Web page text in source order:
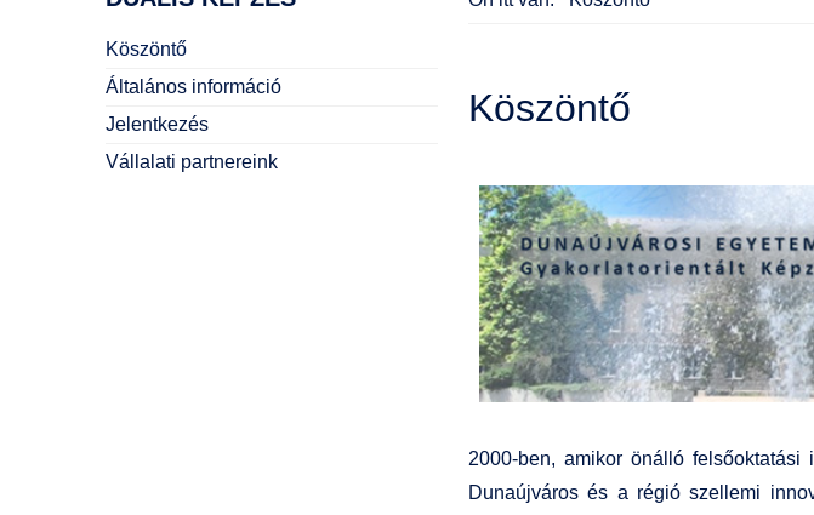
Köszöntő
2000-ben, amikor önálló
Dunaújváros és a régió szellemi
Köszöntő
Általános információ
Jelentkezés
Vállalati partnereink